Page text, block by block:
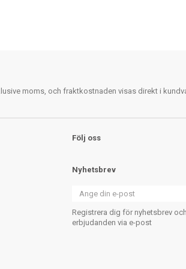
moms, och fraktkostnaden visas direkt i
Följ oss
Nyhetsbrev
Registrera dig för nyhetsbrev
erbjudanden via e-post